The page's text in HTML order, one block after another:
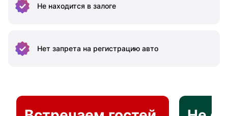
Не находится в залоге
Нет запрета на регистрацию авто